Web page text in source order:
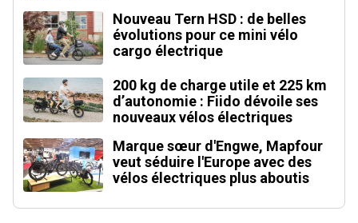
Nouveau Tern HSD : de belles
évolutions pour ce mini vélo
cargo électrique
200 kg de charge utile et 225 km
d’autonomie : Fiido dévoile ses
nouveaux vélos électriques
Marque sœur d'Engwe, Mapfour
veut séduire l'Europe avec des
vélos électriques plus aboutis